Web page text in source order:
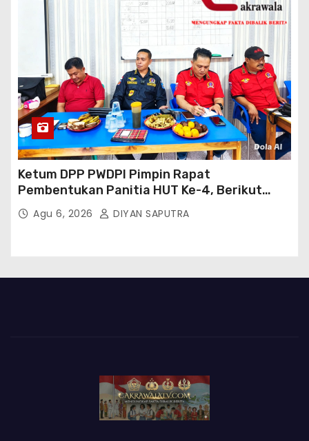
Ketum DPP PWDPI Pimpin Rapat
Pembentukan Panitia HUT Ke-4, Berikut
Susunan Dan Rangkaian Kegiatannya
Agu 6, 2026 DIYAN SAPUTRA